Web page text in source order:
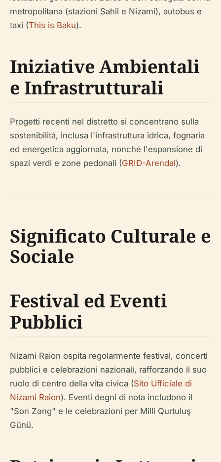
metropolitana (stazioni Sahil e Nizami), autobus e
taxi (This is Baku).
Iniziative Ambientali
e Infrastrutturali
Progetti recenti nel distretto si concentrano sulla
sostenibilità, inclusa l'infrastruttura idrica, fognaria
ed energetica aggiornata, nonché l'espansione di
spazi verdi e zone pedonali (GRID-Arendal).
Significato Culturale e
Sociale
Festival ed Eventi
Pubblici
Nizami Raion ospita regolarmente festival, concerti
pubblici e celebrazioni nazionali, rafforzando il suo
ruolo di centro della vita civica (Sito Ufficiale di
Nizami Raion). Eventi degni di nota includono il
"Son Zəng" e le celebrazioni per Milli Qurtuluş
Günü.